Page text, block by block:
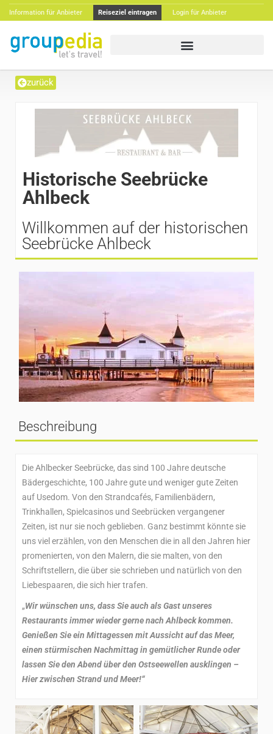
Information für Anbieter Reiseziel eintragen Login für Anbieter
zurück
Historische Seebrücke
Ahlbeck
Willkommen auf der historischen
Seebrücke Ahlbeck
Beschreibung
Die Ahlbecker Seebrücke, das sind 100 Jahre deutsche
Bädergeschichte, 100 Jahre gute und weniger gute Zeiten
auf Usedom. Von den Strandcafés, Familienbädern,
Trinkhallen, Spielcasinos und Seebrücken vergangener
Zeiten, ist nur sie noch geblieben. Ganz bestimmt könnte sie
uns viel erzählen, von den Menschen die in all den Jahren hier
promenierten, von den Malern, die sie malten, von den
Schriftstellern, die über sie schrieben und natürlich von den
Liebespaaren, die sich hier trafen.
„Wir wünschen uns, dass Sie auch als Gast unseres
Restaurants immer wieder gerne nach Ahlbeck kommen.
Genießen Sie ein Mittagessen mit Aussicht auf das Meer,
einen stürmischen Nachmittag in gemütlicher Runde oder
lassen Sie den Abend über den Ostseewellen ausklingen –
Hier zwischen Strand und Meer!“